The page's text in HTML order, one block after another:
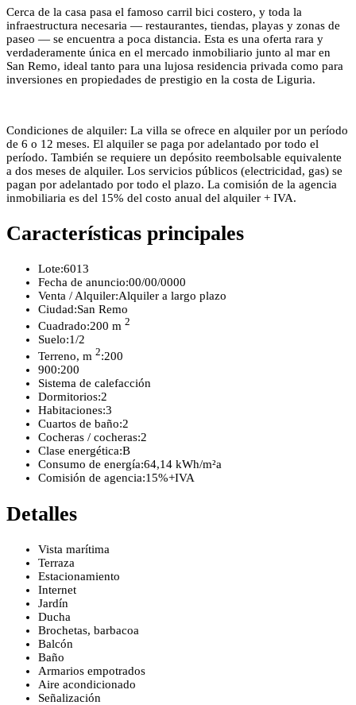
Cerca de la casa pasa el famoso carril bici costero, y toda la
infraestructura necesaria — restaurantes, tiendas, playas y zonas de
paseo — se encuentra a poca distancia. Esta es una oferta rara y
verdaderamente única en el mercado inmobiliario junto al mar en
San Remo, ideal tanto para una lujosa residencia privada como para
inversiones en propiedades de prestigio en la costa de Liguria.
Condiciones de alquiler: La villa se ofrece en alquiler por un período
de 6 o 12 meses. El alquiler se paga por adelantado por todo el
período. También se requiere un depósito reembolsable equivalente
a dos meses de alquiler. Los servicios públicos (electricidad, gas) se
pagan por adelantado por todo el plazo. La comisión de la agencia
inmobiliaria es del 15% del costo anual del alquiler + IVA.
Características principales
Lote:6013
Fecha de anuncio:00/00/0000
Venta / Alquiler:Alquiler a largo plazo
Ciudad:San Remo
Cuadrado:200 m 2
Suelo:1/2
Terreno, m 2:200
900:200
Sistema de calefacción
Dormitorios:2
Habitaciones:3
Cuartos de baño:2
Cocheras / cocheras:2
Clase energética:B
Consumo de energía:64,14 kWh/m²a
Comisión de agencia:15%+IVA
Detalles
Vista marítima
Terraza
Estacionamiento
Internet
Jardín
Ducha
Brochetas, barbacoa
Balcón
Baño
Armarios empotrados
Aire acondicionado
Señalización